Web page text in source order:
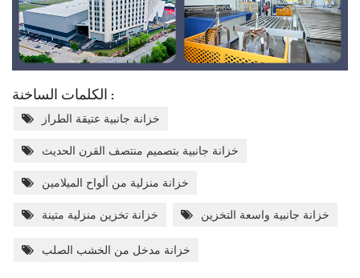
الكلمات الساخنة :
خزانة جانبية عتيقة الطراز
خزانة جانبية بتصميم منتصف القرن الحديث
خزانة منزلية من ألواح الميلامين
خزانة تخزين منزلية متينة خزانة جانبية واسعة التخزين
خزانة مدخل من الخشب الصلب